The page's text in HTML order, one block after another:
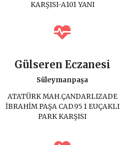
KARŞISI-A101 YANI
Gülseren Eczanesi
Süleymanpaşa
ATATÜRK MAH.ÇANDARLIZADE
İBRAHİM PAŞA CAD.95 1 EUÇAKLI
PARK KARŞISI